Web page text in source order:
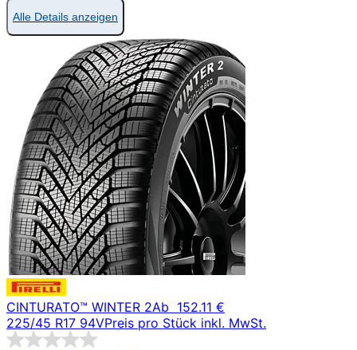
Alle Details anzeigen
CINTURATO™ WINTER 2Ab 152.11 €
225/45 R17 94VPreis pro Stück inkl. MwSt.